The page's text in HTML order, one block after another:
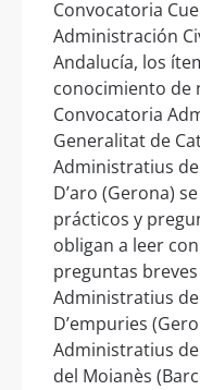
Convocatoria
Administración
Andalucía, los
conocimiento de
Convocatoria
Generalitat de
Administratius
D’aro (Gerona)
prácticos y
obligan a leer
preguntas
Administratius
D’empuries
Administratius
del Moianès